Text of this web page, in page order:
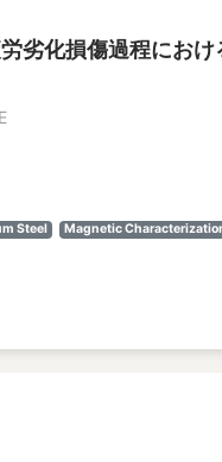
劣化損傷過程にお
Steel
Magnetic